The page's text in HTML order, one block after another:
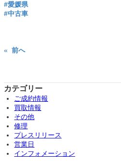
#愛媛県
#中古車
« 前へ
カテゴリー
ご成約情報
買取情報
その他
修理
プレスリリース
営業日
インフォメーション